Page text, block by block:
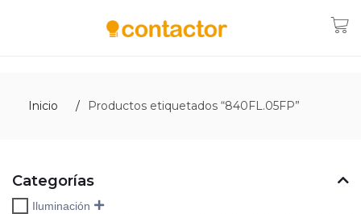
Inicio Productos etiquetados “840FL.05FP”
Categorías
Iluminación